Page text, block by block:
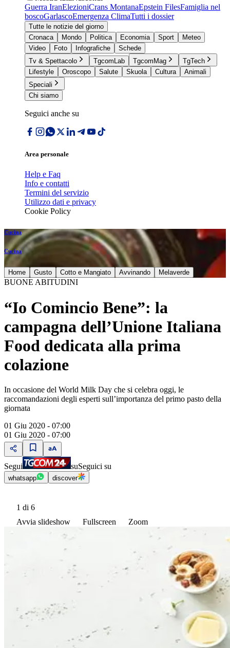
Guerra IranElezioniCrans MontanaEpstein FilesFamiglia nel
boscoGarlascoEmergenza ClimaTutti i dossier
Tutte le notizie del giorno
Cronaca
Mondo Politica Economia Sport
Meteo
Video
Foto Infografiche
Schede
Tv & Spettacolo
TgcomLab TgcomMag
TgTech
Lifestyle
Oroscopo Salute Skuola Cultura
Animali
Speciali
Chi siamo
Seguici anche su
Area personale
Help e Faq
Info e contatti
Termini del servizio
Utilizzo dati e privacy
Cookie Policy
Cucina
Cucina
Home Gusto Cotto e Mangiato Avvinando Melaverde
BUONE ABITUDINI
“Io Comincio Bene”: la
campagna dell’Unione Italiana
Food dedicata alla prima
colazione
In occasione del World Milk Day che si celebra oggi, le
raccomandazioni degli esperti sull’importanza del primo pasto della
giornata
01 Giu 2020 - 07:00
01 Giu 2020 - 07:00
Segui suSeguici su
whatsapp discover
1 di 6
Avvia slideshow
Fullscreen Zoom